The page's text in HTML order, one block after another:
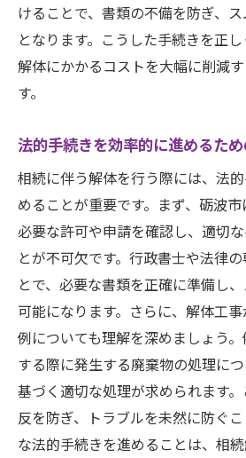
けることで、書類の不備を防ぎ、
となります。こうした手続きを正
解体にかかるコストを大幅に削減
す。
法的手続きを効率的に進めるた
相続に伴う解体を行う際には、法
めることが重要です。まず、砺波
必要な許可や申請を確認し、適切
とが不可欠です。行政書士や法律
とで、必要な書類を正確に準備し
可能になります。さらに、解体工
例についても理解を深めましょう
する際に発生する廃棄物の処理に
基づく適切な処理が求められます
反を防ぎ、トラブルを未然に防ぐ
な法的手続きを進めることは、相